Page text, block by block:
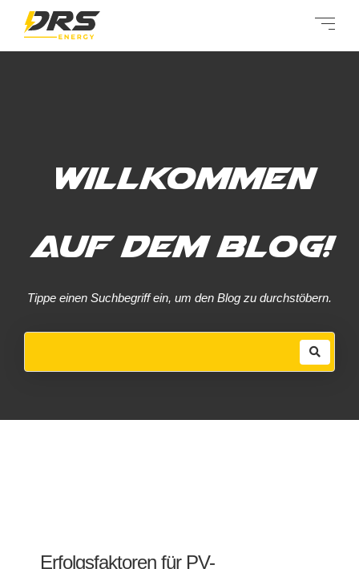
Willkommen
auf dem Blog!
Tippe einen Suchbegriff ein, um den Blog zu durchstöbern.
Erfolgsfaktoren für PV-